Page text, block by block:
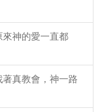
神的愛一直都
真教會，神一路